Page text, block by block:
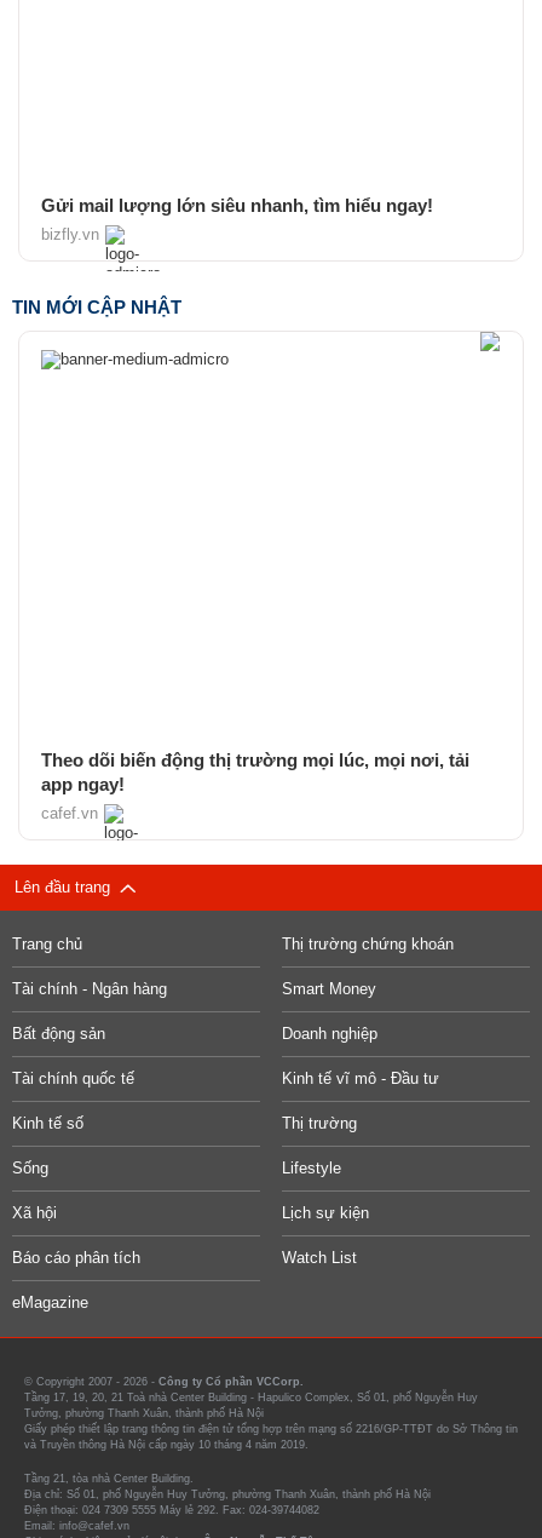
Gửi mail lượng lớn siêu nhanh, tìm hiểu ngay!
bizfly.vn
TIN MỚI CẬP NHẬT
Theo dõi biến động thị trường mọi lúc, mọi nơi, tải
app ngay!
cafef.vn
Lên đầu trang
Trang chủ Thị trường chứng khoán
Tài chính - Ngân hàng Smart Money
Bất động sản Doanh nghiệp
Tài chính quốc tế Kinh tế vĩ mô - Đầu tư
Kinh tế số Thị trường
Sống Lifestyle
Xã hội Lịch sự kiện
Báo cáo phân tích Watch List
eMagazine
© Copyright 2007 - 2026 - Công ty Cổ phần VCCorp.
Tầng 17, 19, 20, 21 Toà nhà Center Building - Hapulico Complex, Số 01, phố Nguyễn Huy
Tưởng, phường Thanh Xuân, thành phố Hà Nội
Giấy phép thiết lập trang thông tin điện tử tổng hợp trên mạng số 2216/GP-TTĐT do Sở Thông tin
và Truyền thông Hà Nội cấp ngày 10 tháng 4 năm 2019.
Tầng 21, tòa nhà Center Building.
Địa chỉ: Số 01, phố Nguyễn Huy Tưởng, phường Thanh Xuân, thành phố Hà Nội
Điện thoại: 024 7309 5555 Máy lẻ 292. Fax: 024-39744082
Email: info@cafef.vn